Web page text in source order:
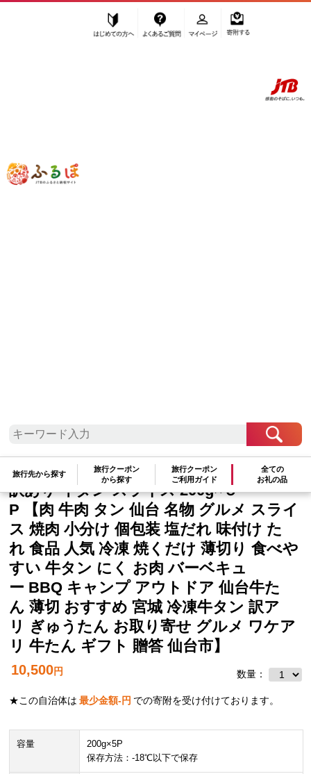
ふるぽ JTBのふるさと納税サイト
旅行先から探す
旅行クーポン
から探す
旅行クーポン
ご利用ガイド
全ての
お礼の品
け 薄切り 食べやすい 牛タン にく お肉 バーベキュー BBQ キャンプ ア
ウトドア 仙台牛たん 薄切 おすすめ 宮城 冷凍牛タン 訳アリ ぎゅうた
東北地方 宮城県 仙台市
訳あり 牛タン スライス 200g×５
P 【肉 牛肉 タン 仙台 名物 グルメ スライ
ス 焼肉 小分け 個包装 塩だれ 味付け た
れ 食品 人気 冷凍 焼くだけ 薄切り 食べや
すい 牛タン にく お肉 バーベキュ
ー BBQ キャンプ アウトドア 仙台牛た
ん 薄切 おすすめ 宮城 冷凍牛タン 訳ア
リ ぎゅうたん お取り寄せ グルメ ワケア
リ 牛たん ギフト 贈答 仙台市】
10,500円 数量：
★この自治体は 最少金額-円 での寄附を受け付けております。
容量
200g×5P
保存方法：-18℃以下で保存